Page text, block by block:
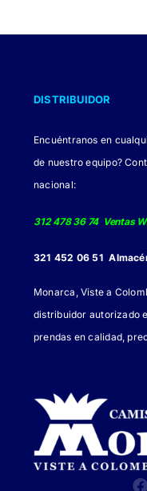
DISTRIBUIDOR
Encuéntranos en
de nuestro equipo?
nacional:
312 478 36 74 Ventas
321 452 06 51
Monarca, Viste a
distribuidor autorizado
prendas en calidad,